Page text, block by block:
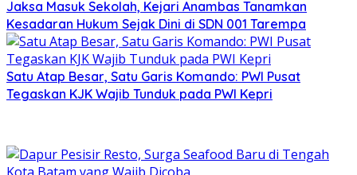
Jaksa Masuk Sekolah, Kejari Anambas Tanamkan
Kesadaran Hukum Sejak Dini di SDN 001 Tarempa
Satu Atap Besar, Satu Garis Komando: PWI Pusat
Tegaskan KJK Wajib Tunduk pada PWI Kepri